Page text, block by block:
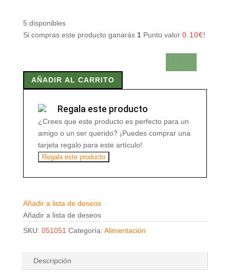
5 disponibles
Si compras este producto ganarás 1Punto valor 0.10€!
400
AÑADIR AL CARRITO
Regala este producto
¿Crees que este producto es perfecto para un
amigo o un ser querido? ¡Puedes comprar una
tarjeta regalo para este artículo!
Regala este producto
Añadir a lista de deseos
Añadir a lista de deseos
SKU: 051051 Categoría: Alimentación
Descripción